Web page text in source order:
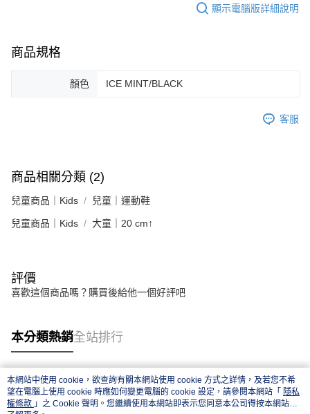
顯示電腦版詳細說明
商品規格
顏色 ICE MINT/BLACK
客服
商品相關分類 (2)
兒童商品｜Kids 兒童｜運動鞋
兒童商品｜Kids 大童｜20 cm↑
評價
喜歡這個商品嗎？購買後給他一個好評吧
本分類熱銷全站排行
熱門標籤
本網站中使用 cookie，欲查詢有關本網站使用 cookie 方式之詳情，及若您不希
望在電腦上使用 cookie 時應如何變更電腦的 cookie 設定，請參閱本網站「 隱私
權條款 」之 Cookie 聲明。您繼續使用本網站即表示您同意本公司得按本網站使